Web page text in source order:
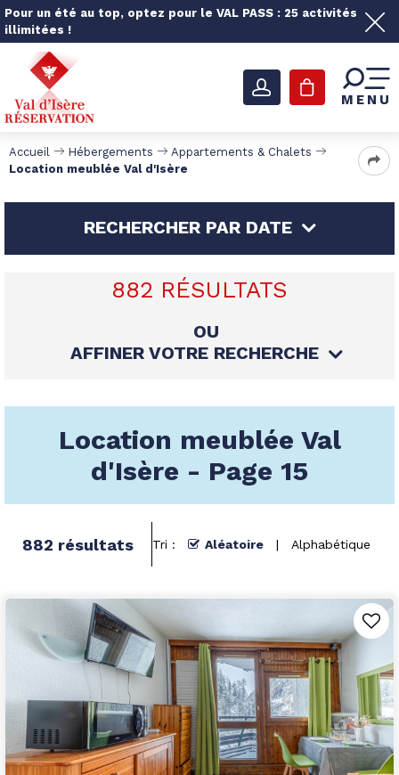
Pour un été au top, optez pour le VAL PASS : 25 activités
illimitées !
MENU
Accueil Hébergements
Appartements & Chalets
Location meublée Val d'Isère
RECHERCHER PAR DATE
OU
AFFINER VOTRE RECHERCHE
882 RÉSULTATS
Location meublée Val
d'Isère - Page 15
882 résultats Tri : Aléatoire Alphabétique